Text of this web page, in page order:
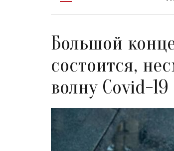
Большой
состоится,
волну Covid-19